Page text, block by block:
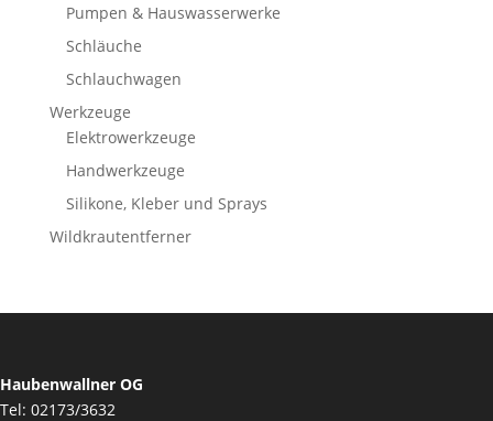
Pumpen & Hauswasserwerke
Schläuche
Schlauchwagen
Werkzeuge
Elektrowerkzeuge
Handwerkzeuge
Silikone, Kleber und Sprays
Wildkrautentferner
Haubenwallner OG
Tel: 02173/3632